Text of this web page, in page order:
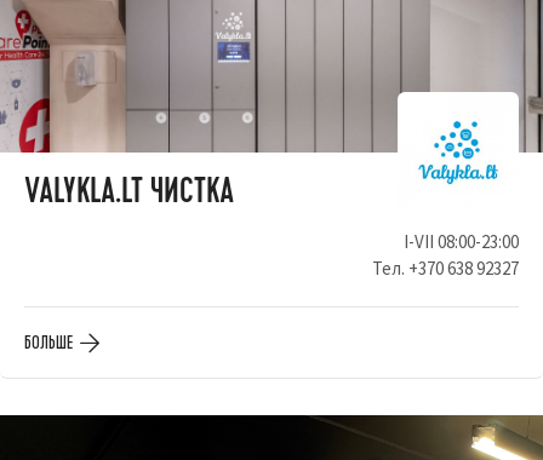
VALYKLA.LT ЧИСТКА
I-VII 08:00-23:00
Тел. +370 638 92327
БОЛЬШЕ